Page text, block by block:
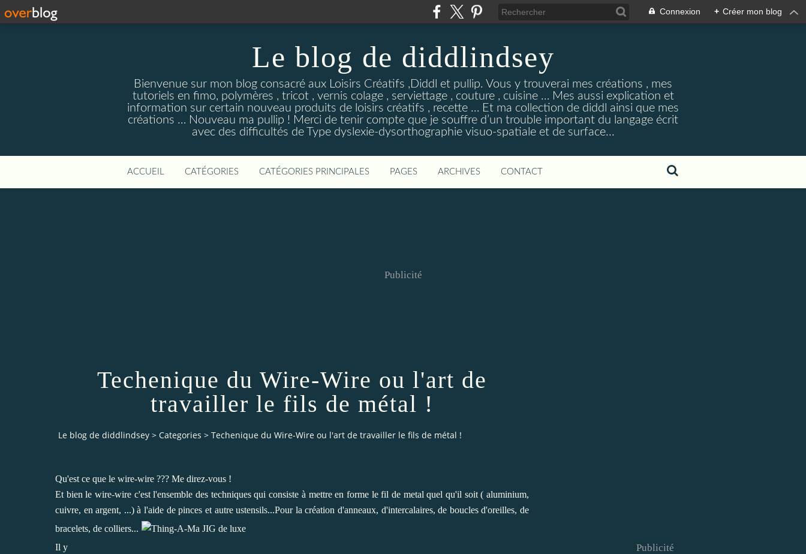
Connexion + Créer mon blog
Le blog de diddlindsey
Bienvenue sur mon blog consacré aux Loisirs Créatifs ,Diddl et pullip. Vous y trouverai mes créations , mes
tutoriels en fimo, polymères , tricot , vernis colage , serviettage , couture , cuisine … Mes aussi explication et
information sur certain nouveau produits de loisirs créatifs , recette … Et ma collection de diddl ainsi que mes
créations … Nouveau ma pullip ! Merci de tenir compte que je souffre d’un trouble important du langage écrit
avec des difficultés de Type dyslexie-dysorthographie visuo-spatiale et de surface...
ACCUEIL CATÉGORIES CATÉGORIES PRINCIPALES PAGES ARCHIVES CONTACT
Publicité
Techenique du Wire-Wire ou l'art de
travailler le fils de métal !
Le blog de diddlindsey > Categories > Techenique du Wire-Wire ou l'art de travailler le fils de métal !
Qu'est ce que le wire-wire ??? Me direz-vous !
Et bien le wire-wire c'est l'ensemble des techniques qui consiste à mettre en forme le fil de metal quel qu'il soit ( aluminium,
cuivre, en argent, ...) à l'aide de pinces et autre ustensils...Pour la création d'anneaux, d'intercalaires, de boucles d'oreilles, de
bracelets, de colliers...
Il y
Publicité